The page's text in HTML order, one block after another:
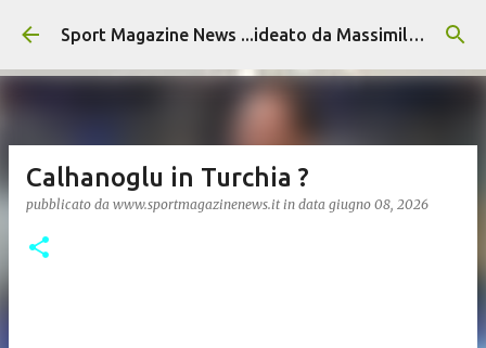
Passa ai contenuti principali Sport Magazine News ...ideato da Massimiliano Alvino
Calhanoglu in Turchia ?
pubblicato da www.sportmagazinenews.it in data giugno 08, 2026